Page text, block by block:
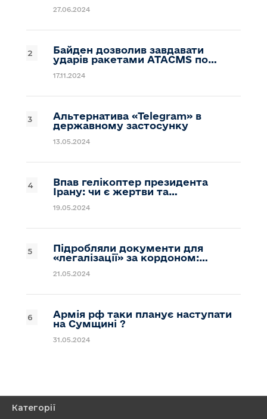
27.06.2024
Байден дозволив завдавати
ударів ракетами ATACMS по…
17.11.2024
Альтернатива «Telegram» в
державному застосунку
13.05.2024
Впав гелікоптер президента
Ірану: чи є жертви та…
19.05.2024
Підробляли документи для
«легалізації» за кордоном:…
21.05.2024
Армія рф таки планує наступати
на Сумщині ?
31.05.2024
Категорії